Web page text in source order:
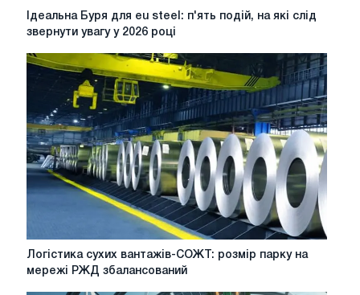
Ідеальна
Буря
eu
steel:
подій,
на
які
слід
звернути
увагу
Ідеальна Буря для eu steel: п'ять подій, на які слід
звернути увагу у 2026 році
Логістика
Логістика сухих вантажів-СОЖТ: розмір парку на
мережі РЖД збалансований